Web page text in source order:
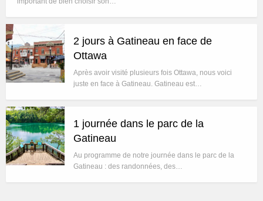
2 jours à Gatineau en face de
Ottawa
Après avoir visité plusieurs fois Ottawa, nous voici
juste en face à Gatineau. Gatineau est…
1 journée dans le parc de la
Gatineau
Au programme de notre journée dans le parc de la
Gatineau : des randonnées, des…